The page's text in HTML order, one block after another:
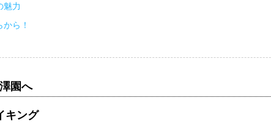
魅力
ら！
澤園へ
キング